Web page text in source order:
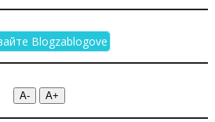
Blogzablogove
А- А+